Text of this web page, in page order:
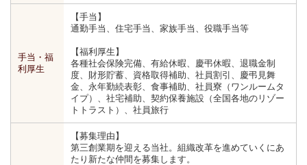
手当・福
利厚生
【手当】
通勤手当、住宅手当、家族手当、役職手当等
【福利厚生】
各種社会保険完備、有給休暇、慶弔休暇、退職金制
度、財形貯蓄、資格取得補助、社員割引、慶弔見舞
金、永年勤続表彰、食事補助、社員寮（ワンルームタ
イプ）、社宅補助、契約保養施設（全国各地のリゾー
トトラスト）、社員旅行
【募集理由】
第三創業期を迎える当社。組織改革を進めていくにあ
たり新たな仲間を募集します。